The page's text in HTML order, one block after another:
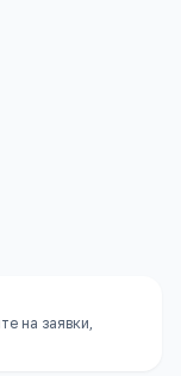
на заявки,